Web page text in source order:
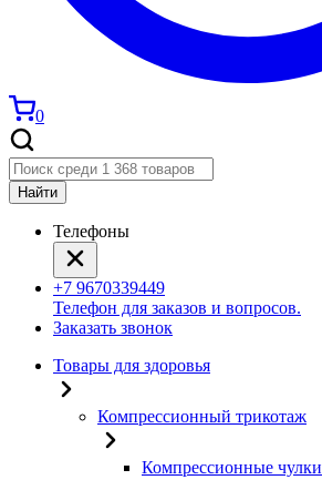
0
Найти
Телефоны
+7 9670339449
Телефон для заказов и вопросов.
Заказать звонок
Товары для здоровья
Компрессионный трикотаж
Компрессионные чулки